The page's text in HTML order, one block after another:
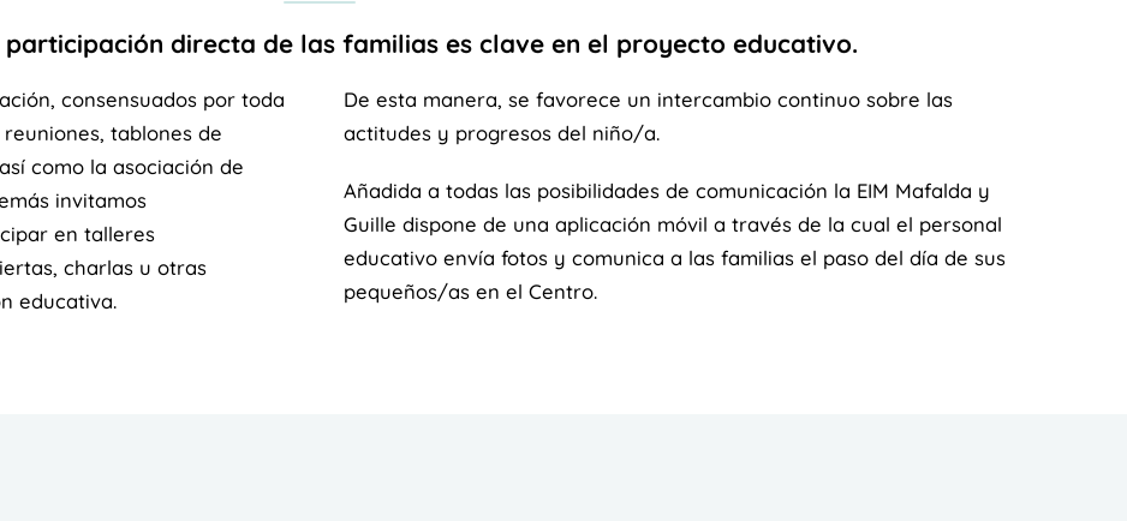
directa de las familias es clave en el proyecto educativo.
consensuados por toda
tablones de
como la asociación de
invitamos
en talleres
charlas u otras
educativa.
De esta manera, se favorece un intercambio continuo sobre las
actitudes y progresos del niño/a.
Añadida a todas las posibilidades de comunicación la EIM Mafalda y
Guille dispone de una aplicación móvil a través de la cual el personal
educativo envía fotos y comunica a las familias el paso del día de sus
pequeños/as en el Centro.